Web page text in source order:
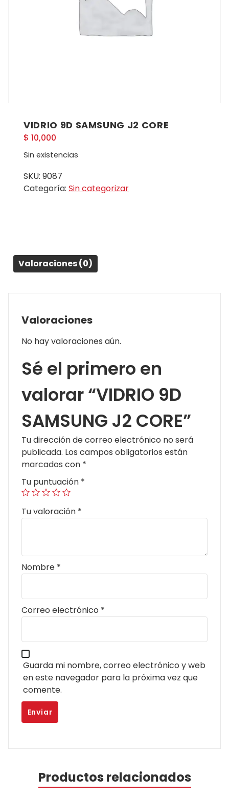
VIDRIO 9D SAMSUNG J2 CORE
$ 10,000
Sin existencias
SKU: 9087
Categoría: Sin categorizar
Valoraciones (0)
Valoraciones
No hay valoraciones aún.
Sé el primero en
valorar “VIDRIO 9D
SAMSUNG J2 CORE”
Tu dirección de correo electrónico no será
publicada. Los campos obligatorios están
marcados con *
Tu puntuación *
Tu valoración *
Nombre *
Correo electrónico *
Guarda mi nombre, correo electrónico y web
en este navegador para la próxima vez que
comente.
Productos relacionados